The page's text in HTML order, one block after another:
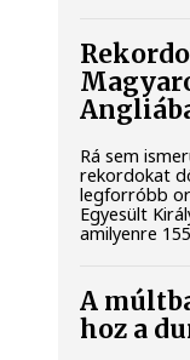
Rá sem
rekordokat
legforróbb
Egyesült
amilyenre
A
hoz a